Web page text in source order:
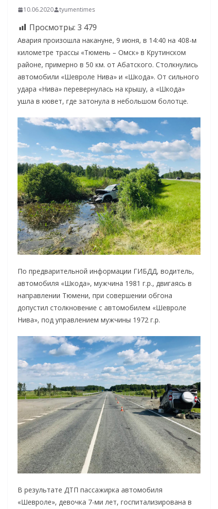
10.06.2020 tyumentimes
Просмотры: 3 479
Авария произошла накануне, 9 июня, в 14:40 на 408-м
километре трассы «Тюмень – Омск» в Крутинском
районе, примерно в 50 км. от Абатского. Столкнулись
автомобили «Шевроле Нива» и «Шкода». От сильного
удара «Нива» перевернулась на крышу, а «Шкода»
ушла в кювет, где затонула в небольшом болотце.
По предварительной информации ГИБДД, водитель,
автомобиля «Шкода», мужчина 1981 г.р., двигаясь в
направлении Тюмени, при совершении обгона
допустил столкновение с автомобилем «Шевроле
Нива», под управлением мужчины 1972 г.р.
В результате ДТП пассажирка автомобиля
«Шевроле», девочка 7-ми лет, госпитализирована в